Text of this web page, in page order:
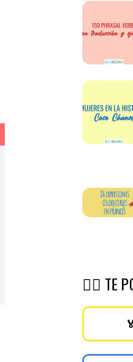
👉🏽 TE